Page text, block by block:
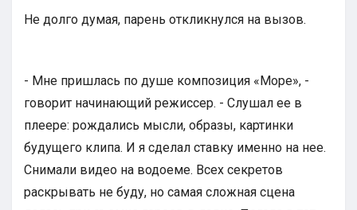
Не долго думая, парень откликнулся на вызов.
- Мне пришлась по душе композиция «Море», -
говорит начинающий режиссер. - Слушал ее в
плеере: рождались мысли, образы, картинки
будущего клипа. И я сделал ставку именно на нее.
Снимали видео на водоеме. Всех секретов
раскрывать не буду, но самая сложная сцена